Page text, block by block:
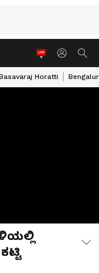
Horatti